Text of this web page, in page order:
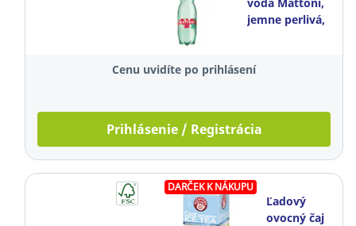
jemne perlivá,
Cenu uvidíte po prihlásení
Prihlásenie / Registrácia
DARČEK K NÁKUPU
Ľadový
ovocný čaj